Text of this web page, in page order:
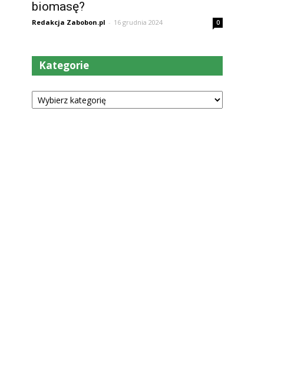
biomasę?
Redakcja Zabobon.pl - 16 grudnia 2024 0
Kategorie
Kategorie